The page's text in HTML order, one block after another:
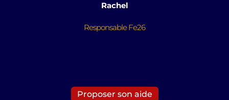
Rachel
Responsable Fe26
Proposer son aide